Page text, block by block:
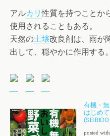
アルカリ性質を持つことか
使用されることもある。
天然の土壌改良剤は、雨が
出して、穏やかに作用する。
有機・
はじめ
posted with